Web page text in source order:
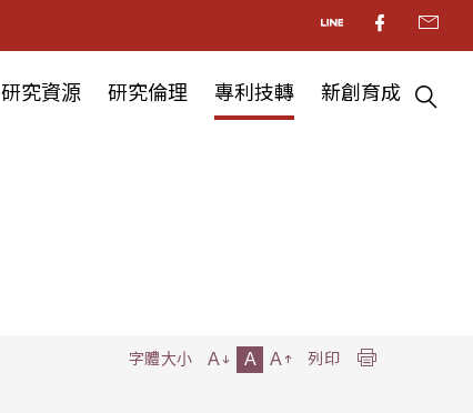
研究資源 研究倫理 專利技轉 新創育成
字體大小 A A A 列印